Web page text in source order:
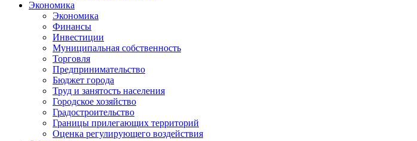
Экономика
Экономика
Финансы
Инвестиции
Муниципальная собственность
Торговля
Предпринимательство
Бюджет города
Труд и занятость населения
Городское хозяйство
Градостроительство
Границы прилегающих территорий
Оценка регулирующего воздействия